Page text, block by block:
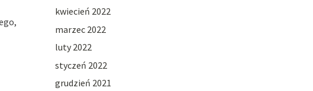
kwiecień 2022
marzec 2022
luty 2022
styczeń 2022
grudzień 2021